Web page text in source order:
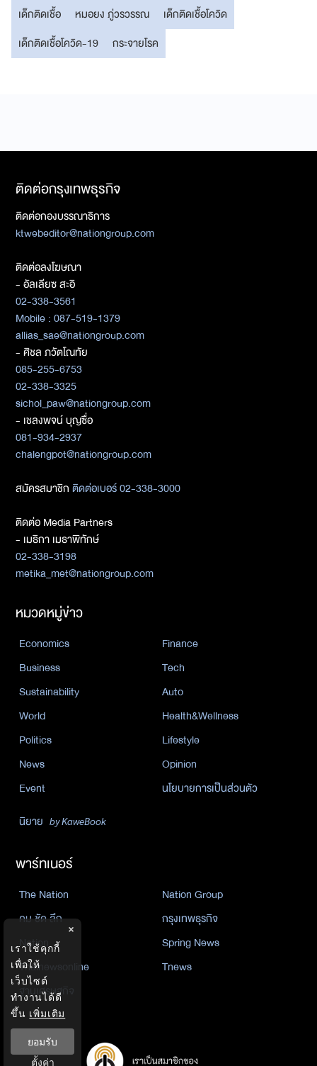
เด็กติดเชื้อ
หมอยง ภู่วรวรรณ
เด็กติดเชื้อโควิด
เด็กติดเชื้อโควิด-19
กระจายโรค
ติดต่อกรุงเทพธุรกิจ
ติดต่อกองบรรณาธิการ
ktwebeditor@nationgroup.com
ติดต่อลงโฆษณา
- อัลเลียซ สะอิ
02-338-3561
Mobile : 087-519-1379
allias_sae@nationgroup.com
- ศิชล ภวัตโณทัย
085-255-6753
02-338-3325
sichol_paw@nationgroup.com
- เชลงพจน์ บุญซื่อ
081-934-2937
chalengpot@nationgroup.com
สมัครสมาชิกติดต่อเบอร์ 02-338-3000
ติดต่อ Media Partners
- เมธิกา เมธาพิทักษ์
02-338-3198
metika_met@nationgroup.com
หมวดหมู่ข่าว
Economics
Finance
Business
Tech
Sustainability
Auto
World
Health&Wellness
Politics
Lifestyle
News
Opinion
Event
นโยบายการเป็นส่วนตัว
นิยาย by KaweBook
พาร์ทเนอร์
The Nation
Nation Group
คม ชัด ลึก
กรุงเทพธุรกิจ
Nation
Spring News
Thainewsonline
Tnews
ฐานเศรษฐกิจ
×
เราใช้คุกกี้
เพื่อให้
เว็บไซต์
ทำงานได้ดี
ขึ้น เพิ่มเติม
ยอมรับ
ตั้งค่า